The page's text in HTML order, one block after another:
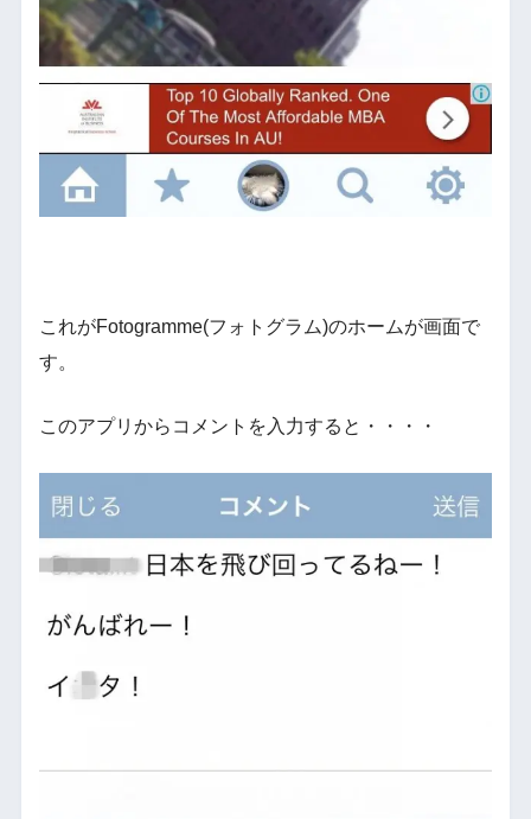
これがFotogramme(フォトグラム)のホームが画面で
す。
このアプリからコメントを入力すると・・・・